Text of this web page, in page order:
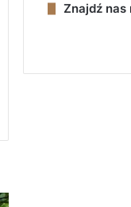
Znajdź nas